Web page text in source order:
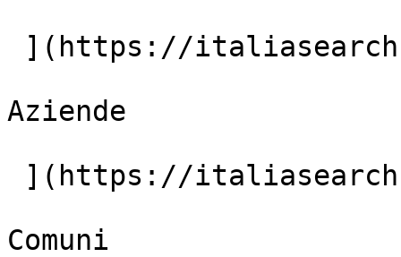
Aziende
Comuni